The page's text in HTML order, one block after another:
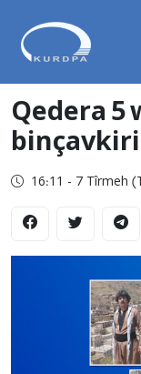
Qedera
16:11 - 7 Tîrmeh